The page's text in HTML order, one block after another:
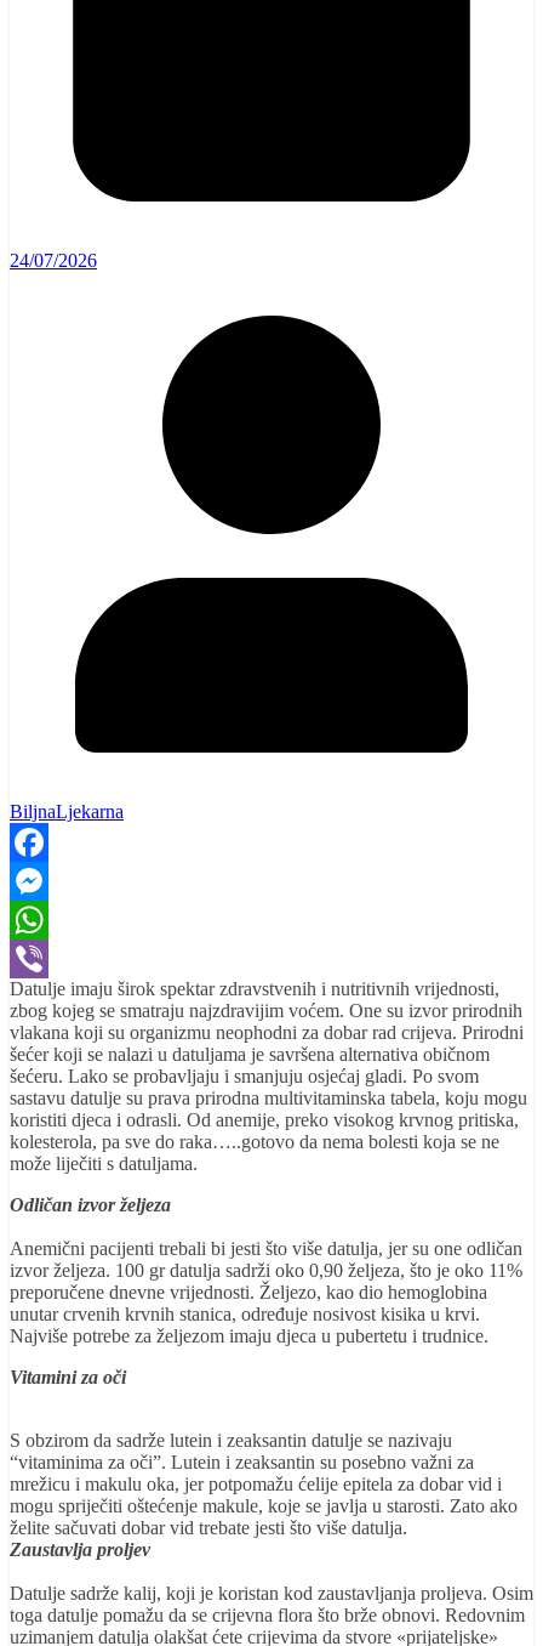
24/07/2026
BiljnaLjekarna
Facebook
Messenger
WhatsApp
Viber
Datulje imaju širok spektar zdravstvenih i nutritivnih vrijednosti,
zbog kojeg se smatraju najzdravijim voćem. One su izvor prirodnih
vlakana koji su organizmu neophodni za dobar rad crijeva. Prirodni
šećer koji se nalazi u datuljama je savršena alternativa običnom
šećeru. Lako se probavljaju i smanjuju osjećaj gladi. Po svom
sastavu datulje su prava prirodna multivitaminska tabela, koju mogu
koristiti djeca i odrasli. Od anemije, preko visokog krvnog pritiska,
kolesterola, pa sve do raka…..gotovo da nema bolesti koja se ne
može liječiti s datuljama.
Odličan izvor željeza
Anemični pacijenti trebali bi jesti što više datulja, jer su one odličan
izvor željeza. 100 gr datulja sadrži oko 0,90 željeza, što je oko 11%
preporučene dnevne vrijednosti. Željezo, kao dio hemoglobina
unutar crvenih krvnih stanica, određuje nosivost kisika u krvi.
Najviše potrebe za željezom imaju djeca u pubertetu i trudnice.
Vitamini za oči
S obzirom da sadrže lutein i zeaksantin datulje se nazivaju
“vitaminima za oči”. Lutein i zeaksantin su posebno važni za
mrežicu i makulu oka, jer potpomažu ćelije epitela za dobar vid i
mogu spriječiti oštećenje makule, koje se javlja u starosti. Zato ako
želite sačuvati dobar vid trebate jesti što više datulja.
Zaustavlja proljev
Datulje sadrže kalij, koji je koristan kod zaustavljanja proljeva. Osim
toga datulje pomažu da se crijevna flora što brže obnovi. Redovnim
uzimanjem datulja olakšat ćete crijevima da stvore «prijateljske»